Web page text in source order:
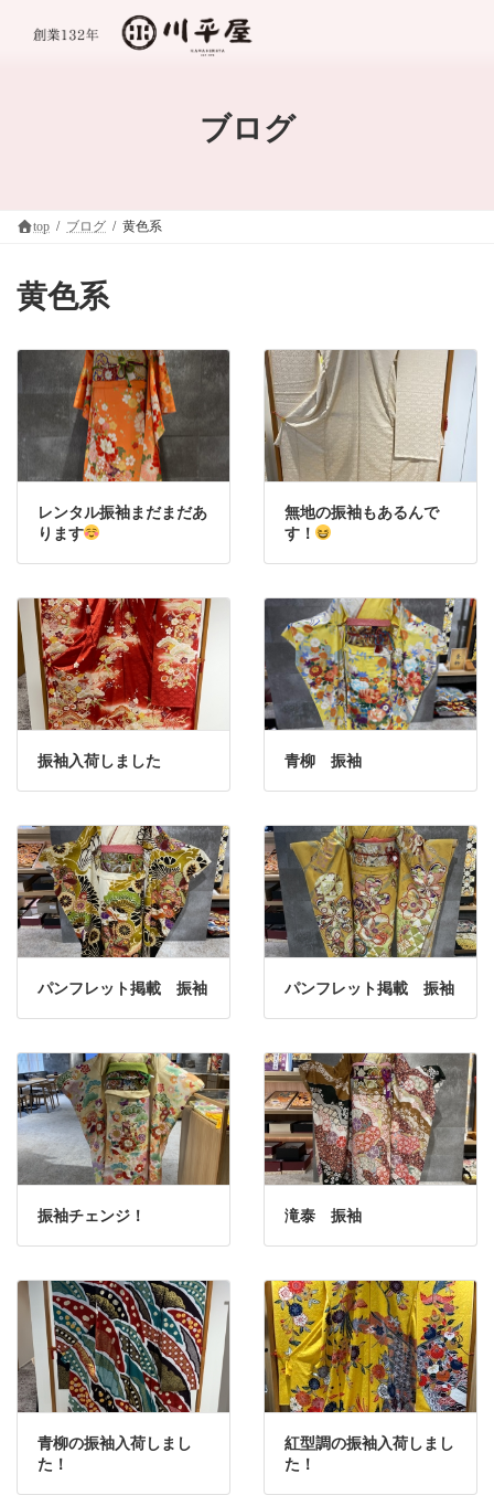
ブログ
top ブログ 黄色系
黄色系
レンタル振袖まだまだあ
ります
無地の振袖もあるんで
す！
振袖入荷しました 青柳 振袖
パンフレット掲載 振袖 パンフレット掲載 振袖
振袖チェンジ！ 滝泰 振袖
青柳の振袖入荷しまし
た！
紅型調の振袖入荷しまし
た！